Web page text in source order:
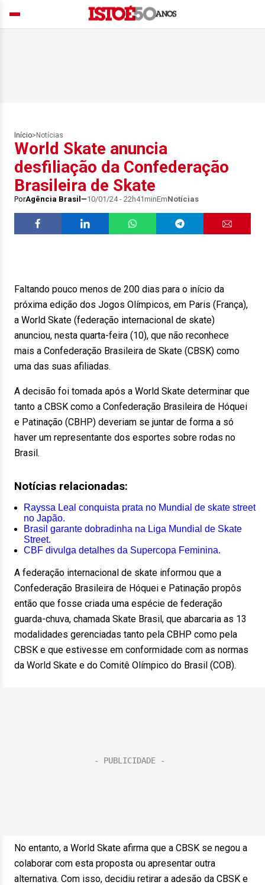
Início> Notícias
World Skate anuncia
desfiliação da Confederação
Brasileira de Skate
PorAgência Brasil 10/01/24 - 22h41minEmNotícias
Faltando pouco menos de 200 dias para o início da
próxima edição dos Jogos Olímpicos, em Paris (França),
a World Skate (federação internacional de skate)
anunciou, nesta quarta-feira (10), que não reconhece
mais a Confederação Brasileira de Skate (CBSK) como
uma das suas afiliadas.
A decisão foi tomada após a World Skate determinar que
tanto a CBSK como a Confederação Brasileira de Hóquei
e Patinação (CBHP) deveriam se juntar de forma a só
haver um representante dos esportes sobre rodas no
Brasil.
Notícias relacionadas:
Rayssa Leal conquista prata no Mundial de skate street
no Japão.
Brasil garante dobradinha na Liga Mundial de Skate
Street.
CBF divulga detalhes da Supercopa Feminina.
A federação internacional de skate informou que a
Confederação Brasileira de Hóquei e Patinação propôs
então que fosse criada uma espécie de federação
guarda-chuva, chamada Skate Brasil, que abarcaria as 13
modalidades gerenciadas tanto pela CBHP como pela
CBSK e que estivesse em conformidade com as normas
da World Skate e do Comitê Olímpico do Brasil (COB).
No entanto, a World Skate afirma que a CBSK se negou a
colaborar com esta proposta ou apresentar outra
alternativa. Com isso, decidiu retirar a adesão da CBSK e